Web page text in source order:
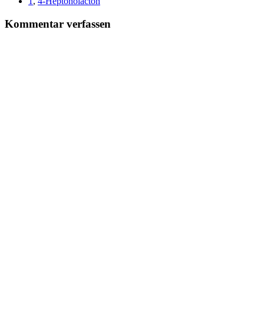
Kommentar verfassen